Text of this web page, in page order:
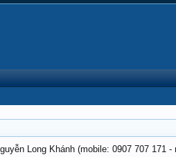
Long Khánh (mobile: 0907 707 171